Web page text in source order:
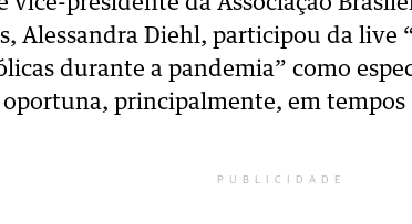
Alessandra Diehl, participou da live
durante a pandemia” como
principalmente, em tempos
PUBLICIDADE